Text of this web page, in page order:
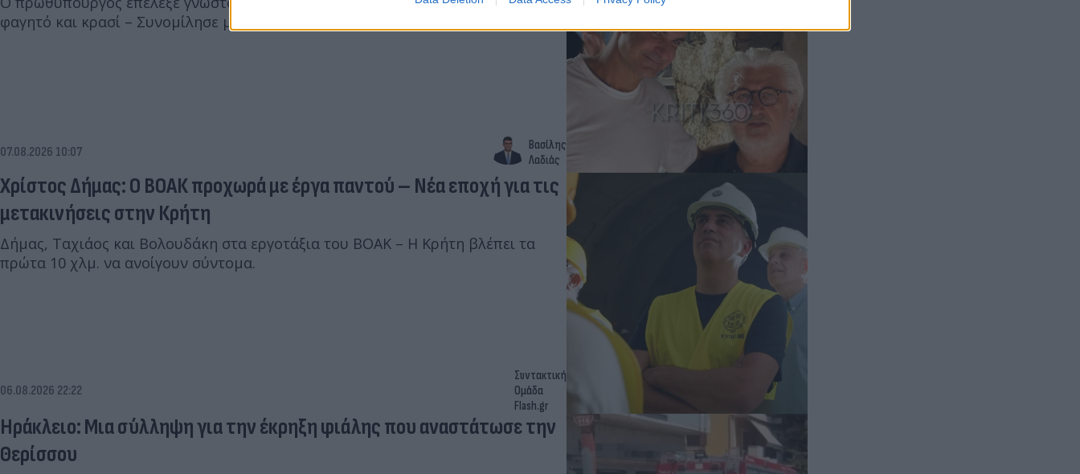
φαγητό και κρασί – Συνομίλησε με πολίτες και θαμώνες του καταστήματος.
07.08.2026 10:07
Βασίλης
Λαδιάς
Χρίστος Δήμας: Ο ΒΟΑΚ προχωρά με έργα παντού – Νέα εποχή για τις
μετακινήσεις στην Κρήτη
Δήμας, Ταχιάος και Βολουδάκη στα εργοτάξια του ΒΟΑΚ – Η Κρήτη βλέπει τα
πρώτα 10 χλμ. να ανοίγουν σύντομα.
06.08.2026 22:22
Συντακτική
Ομάδα
Flash.gr
Ηράκλειο: Μια σύλληψη για την έκρηξη φιάλης που αναστάτωσε την
Θερίσσου